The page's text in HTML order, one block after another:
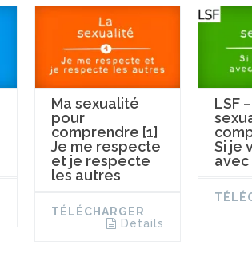
Ma sexualité
pour
comprendre [1]
Je me respecte
et je respecte
les autres
TÉLÉCHARGER
Details
LSF
Si je
avec